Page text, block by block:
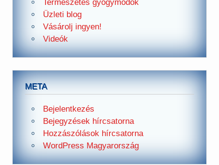
Természetes gyógymódok
Üzleti blog
Vásárolj ingyen!
Videók
META
Bejelentkezés
Bejegyzések hírcsatorna
Hozzászólások hírcsatorna
WordPress Magyarország